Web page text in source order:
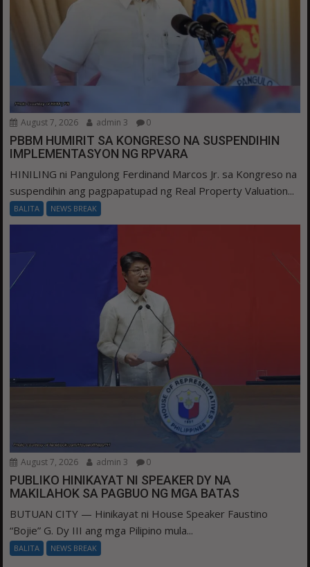
August 7, 2026 admin 3 0
PBBM HUMIRIT SA KONGRESO NA SUSPENDIHIN
IMPLEMENTASYON NG RPVARA
HINILING ni Pangulong Ferdinand Marcos Jr. sa Kongreso na
suspendihin ang pagpapatupad ng Real Property Valuation...
BALITA NEWS BREAK
August 7, 2026 admin 3 0
PUBLIKO HINIKAYAT NI SPEAKER DY NA
MAKILAHOK SA PAGBUO NG MGA BATAS
BUTUAN CITY — Hinikayat ni House Speaker Faustino
“Bojie” G. Dy III ang mga Pilipino mula...
BALITA NEWS BREAK